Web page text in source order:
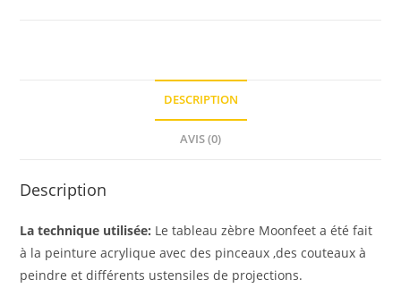
DESCRIPTION
AVIS (0)
Description
La technique utilisée: Le tableau zèbre Moonfeet a été fait
à la peinture acrylique avec des pinceaux ,des couteaux à
peindre et différents ustensiles de projections.